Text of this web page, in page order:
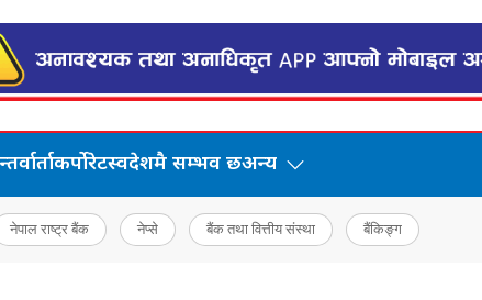
कर्पोरेटस्वदेशमै सम्भव छअन्य
नेपाल राष्ट्र बैंक नेप्से बैंक तथा वित्तीय संस्था बैंकिङ्ग